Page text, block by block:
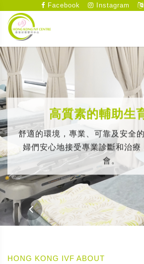
Facebook Instagram
高質素的輔助生
舒適的環境，專業、可靠及安全
婦們安心地接受專業診斷和治療
會。
HONG KONG IVF ABOUT